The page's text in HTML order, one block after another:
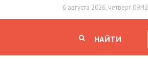
6 августа 2026, четверг 09:42
НАЙТИ